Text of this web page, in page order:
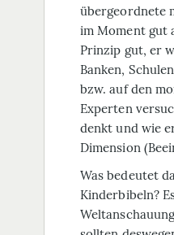
übergeordnete
im Moment gut
Prinzip gut, er
Banken,
bzw. auf den
Experten
denkt und wie
Dimension
Was bedeutet
Kinderbibeln?